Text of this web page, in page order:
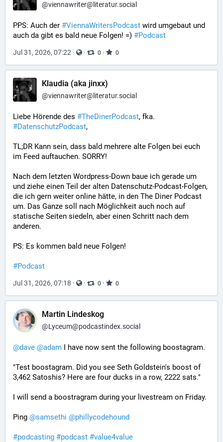
@viennawriter@literatur.social
PPS: Auch der #ViennaWritersPodcast wird umgebaut und
auch da gibt es bald neue Folgen! =) #Podcast
Jul 31, 2026, 07:22 · · 0 · 0
Klaudia (aka jinxx)
@viennawriter@literatur.social
Liebe Hörende des #TheDinerPodcast
#DatenschutzPodcast,
TL;DR Kann sein, dass bald mehrere alte Folgen bei euch
im Feed auftauchen. SORRY!
Nach dem letzten Wordpress-Down baue ich gerade um
und ziehe einen Teil der alten Datenschutz-Podcast-Folgen,
die ich gern weiter online hätte, in den The Diner Podcast
um. Das Ganze soll nach Möglichkeit auch noch auf
statische Seiten siedeln, aber einen Schritt nach dem
anderen.
PS: Es kommen bald neue Folgen!
#Podcast
Jul 31, 2026, 07:18 · · 0 · 0
Martin Lindeskog
@Lyceum@podcastindex.social
@dave @adam I have now sent the following boostagram.
"Test boostagram. Did you see Seth Goldstein's boost of
3,462 Satoshis? Here are four ducks in a row, 2222 sats."
I will send a boostragram during your livestream on Friday.
Ping @samsethi @phillycodehound
#podcasting #podcast #value4value